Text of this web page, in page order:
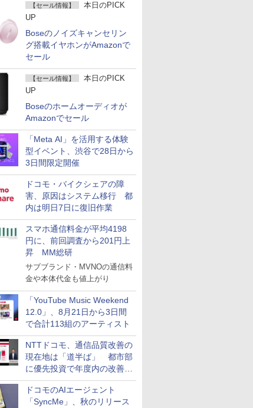
【セール情報】
本日のPICK
UP
Boseのノイズキャンセリン
グ搭載イヤホンがAmazonで
セール
【セール情報】
本日のPICK
UP
Boseのホームオーディオが
Amazonでセール
「Meta AI」を活用する体験
型イベント、渋谷で28日から
3日間限定開催
ドコモ・バイクシェアの障
害、原因はシステム移行 都
内は明日7日に復旧作業
スマホ通信料金が平均4198
円に、前回調査から201円上
昇 MM総研
サブブランド・MVNOの通信料
金や本体代金も値上がり
「YouTube Music Weekend
12.0」、8月21日から3日間
で合計113組のアーティスト
NTTドコモ、通信品質改善の
現在地は「道半ば」 都市部
に優先投資で年度内の改善目
指す
ドコモのAIエージェント
「SyncMe」、秋のリリース